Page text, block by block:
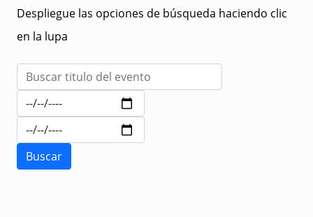
Despliegue las opciones de búsqueda haciendo clic
en la lupa